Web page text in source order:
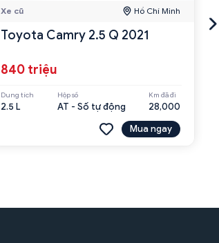
Xe cũ Hồ Chí Minh
Toyota Camry 2.5 Q 2021
840 triệu
Dung tích
2.5 L
Hộp số
AT - Số tự động
Km đã đi
28,000
Mua ngay